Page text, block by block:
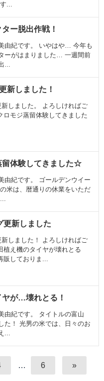
...
ー脱出作戦！
由紀です。 いやはや… 今年も
ーがはまりました… 一週間前
...
新しました！
しました。 よろしければご
ロモジ蒸留体験してきました
留体験してきました☆
由紀です。 ゴールデンウイー
米は、暦通りの休業をいただ
新しました
しました！ よろしければご
植え機のタイヤが壊れとる
販しておりま...
ヤが…壊れとる！
由紀です。 タイトルの富山
た！ 光男の米では、日々のお
...
… 6 »